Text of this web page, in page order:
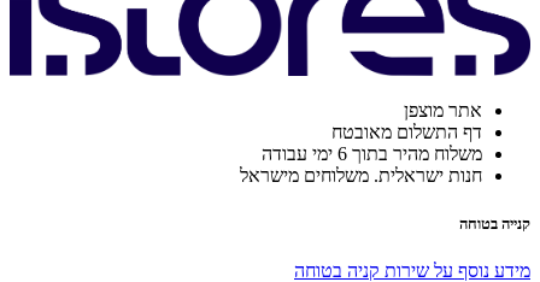
אתר מוצפן
דף התשלום מאובטח
משלוח מהיר בתוך 6 ימי עבודה
חנות ישראלית. משלוחים מישראל
קנייה בטוחה
מידע נוסף על שירות קניה בטוחה